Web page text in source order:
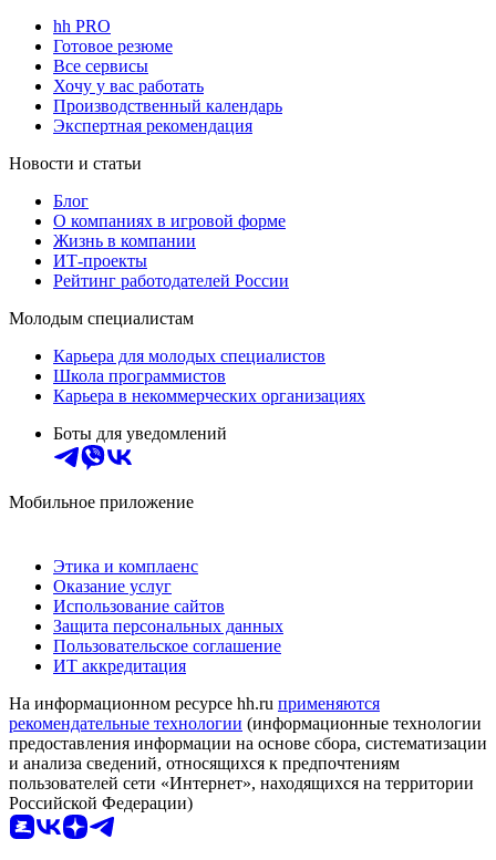
hh PRO
Готовое резюме
Все сервисы
Хочу у вас работать
Производственный календарь
Экспертная рекомендация
Новости и статьи
Блог
О компаниях в игровой форме
Жизнь в компании
ИТ-проекты
Рейтинг работодателей России
Молодым специалистам
Карьера для молодых специалистов
Школа программистов
Карьера в некоммерческих организациях
Боты для уведомлений
Мобильное приложение
Этика и комплаенс
Оказание услуг
Использование сайтов
Защита персональных данных
Пользовательское соглашение
ИТ аккредитация
На информационном ресурсе hh.ru применяются
рекомендательные технологии (информационные технологии
предоставления информации на основе сбора, систематизации
и анализа сведений, относящихся к предпочтениям
пользователей сети «Интернет», находящихся на территории
Российской Федерации)